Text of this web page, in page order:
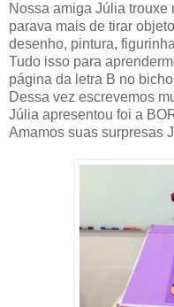
Nossa amiga Júlia
parava mais de tirar
desenho, pintura,
Tudo isso para
página da letra B no
Dessa vez escrevemos
Júlia apresentou foi a
Amamos suas surpresas